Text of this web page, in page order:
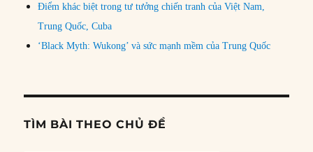
Điểm khác biệt trong tư tưởng chiến tranh của Việt Nam,
Trung Quốc, Cuba
‘Black Myth: Wukong’ và sức mạnh mềm của Trung Quốc
TÌM BÀI THEO CHỦ ĐỀ